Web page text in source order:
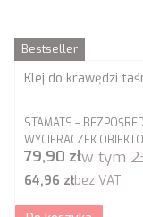
Bestseller
Klej do krawędzi
PRODUCENT
STAMATS –
WYCIERACZEK
Cena brutto
79,90 złw tym
Cena netto
64,96 złbez VAT